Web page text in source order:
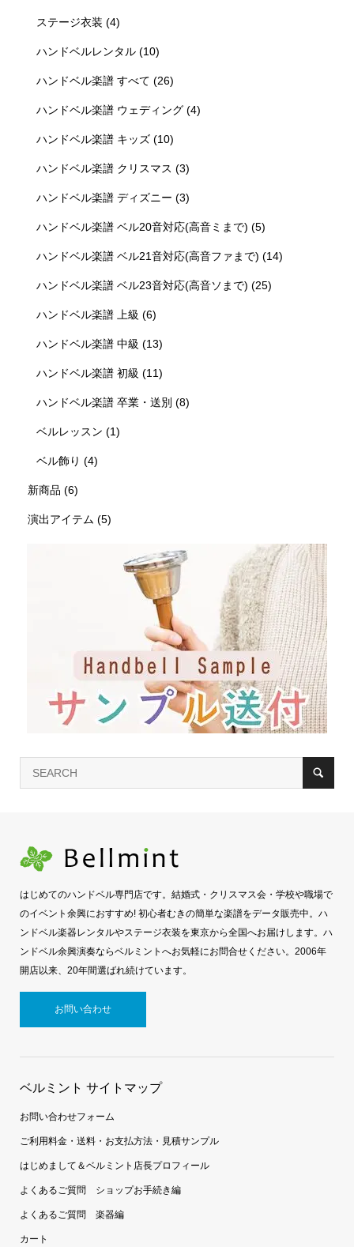
ステージ衣装 (4)
ハンドベルレンタル(10)
ハンドベル楽譜 すべて (26)
ハンドベル楽譜 ウェディング(4)
ハンドベル楽譜 キッズ(10)
ハンドベル楽譜 クリスマス (3)
ハンドベル楽譜 ディズニー (3)
ハンドベル楽譜 ベル20音対応(高音ミまで) (5)
ハンドベル楽譜 ベル21音対応(高音ファまで) (14)
ハンドベル楽譜 ベル23音対応(高音ソまで) (25)
ハンドベル楽譜 上級 (6)
ハンドベル楽譜 中級 (13)
ハンドベル楽譜 初級 (11)
ハンドベル楽譜 卒業・送別 (8)
ベルレッスン (1)
ベル飾り (4)
新商品 (6)
演出アイテム (5)
はじめてのハンドベル専門店です。結婚式・クリスマス会・学校や職場で
のイベント余興におすすめ! 初心者むきの簡単な楽譜をデータ販売中。ハ
ンドベル楽器レンタルやステージ衣装を東京から全国へお届けします。ハ
ンドベル余興演奏ならベルミントへお気軽にお問合せください。2006年
開店以来、20年間選ばれ続けています。
お問い合わせ
ベルミント サイトマップ
お問い合わせフォーム
ご利用料金・送料・お支払方法・見積サンプル
はじめまして＆ベルミント店長プロフィール
よくあるご質問 ショップお手続き編
よくあるご質問 楽器編
カート